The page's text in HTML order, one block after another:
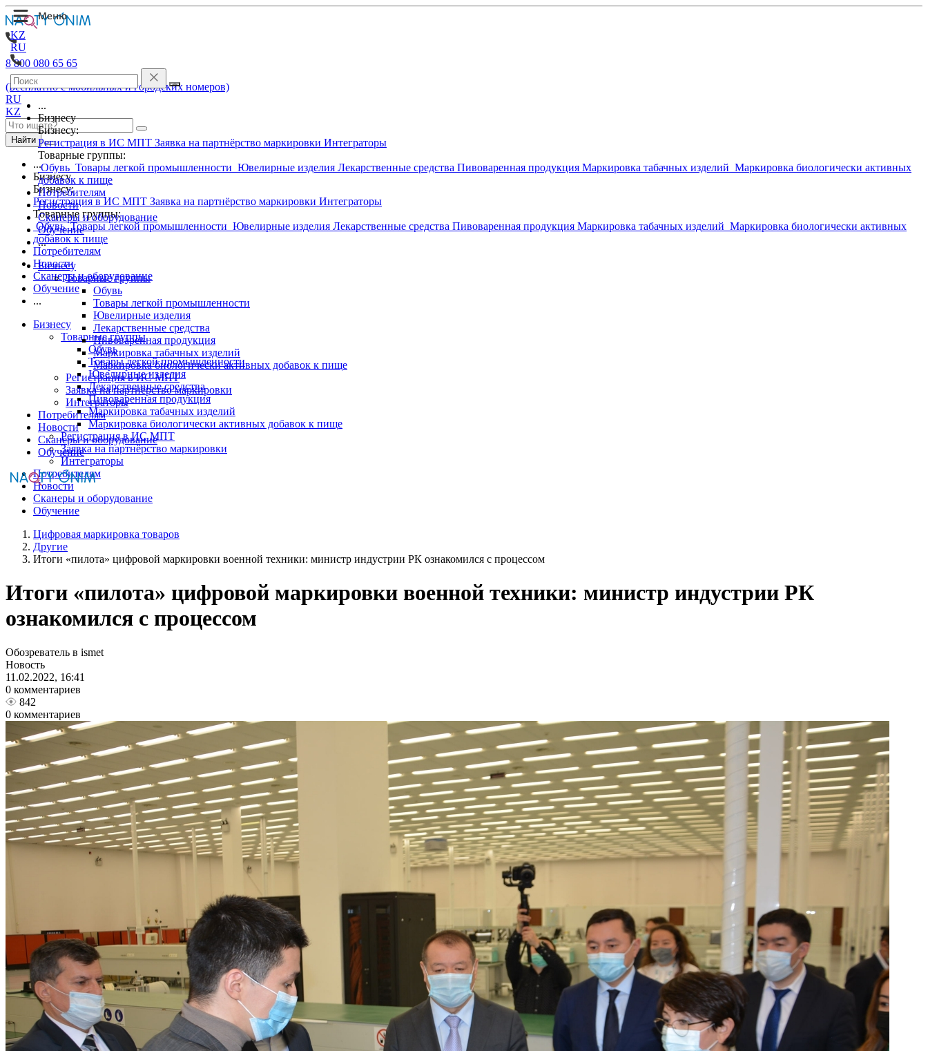
KZ
RU
...
Бизнесу
Бизнесу:
Регистрация в ИС МПТ Заявка на партнёрство маркировки Интеграторы
Товарные группы:
Обувь Товары легкой промышленности Ювелирные изделия Лекарственные средства Пивоваренная продукция Маркировка табачных изделий Маркировка биологически активных
добавок к пище
Потребителям
Новости
Сканеры и оборудование
Обучение
...
Бизнесу
Товарные группы
Обувь
Товары легкой промышленности
Ювелирные изделия
Лекарственные средства
Пивоваренная продукция
Маркировка табачных изделий
Маркировка биологически активных добавок к пище
Регистрация в ИС МПТ
Заявка на партнёрство маркировки
Интеграторы
Потребителям
Новости
Сканеры и оборудование
Обучение
8 800 080 65 65
(Бесплатно с мобильных и городских номеров)
RU
KZ
Найти
...
Бизнесу
Бизнесу:
Регистрация в ИС МПТ Заявка на партнёрство маркировки Интеграторы
Товарные группы:
ОбувьТовары легкой промышленности Ювелирные изделия Лекарственные средства Пивоваренная продукция Маркировка табачных изделий Маркировка биологически активных
добавок к пище
Потребителям
Новости
Сканеры и оборудование
Обучение
...
Бизнесу
Товарные группы
Обувь
Товары легкой промышленности
Ювелирные изделия
Лекарственные средства
Пивоваренная продукция
Маркировка табачных изделий
Маркировка биологически активных добавок к пище
Регистрация в ИС МПТ
Заявка на партнёрство маркировки
Интеграторы
Потребителям
Новости
Сканеры и оборудование
Обучение
Цифровая маркировка товаров
Другие
Итоги «пилота» цифровой маркировки военной техники: министр индустрии РК ознакомился с процессом
Итоги «пилота» цифровой маркировки военной техники: министр индустрии РК
ознакомился с процессом
Обозреватель в ismet
Новость
11.02.2022, 16:41
0 комментариев
842
0 комментариев